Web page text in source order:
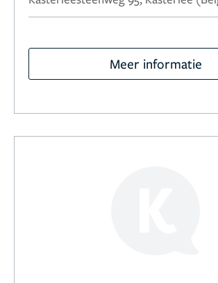
Meer informatie